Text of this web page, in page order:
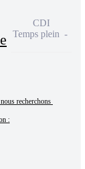
recherchons
:
CDI
Temps plein